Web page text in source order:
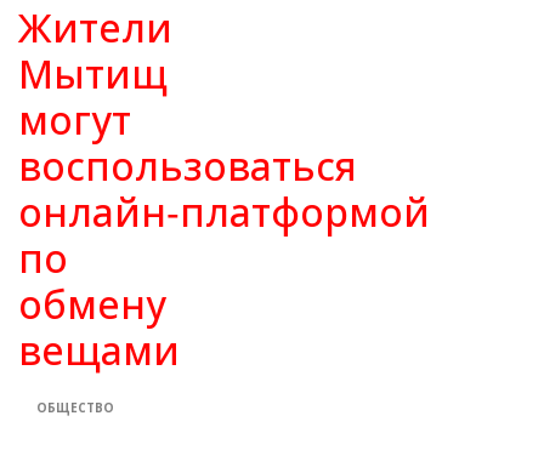
Жители
Мытищ
могут
воспользоваться
онлайн‑платформой
по
обмену
вещами
ОБЩЕСТВО